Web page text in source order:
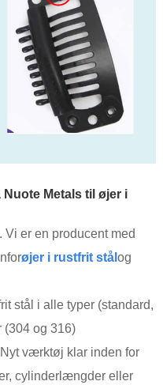
Metals til øjer i
er en producent med
øjer i rustfrit stål og
stål i alle typer (standard,
(304 og 316)
værktøj klar inden for
cylinderlængder eller